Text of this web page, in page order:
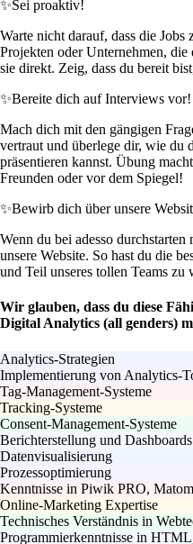
✨Sei proaktiv!
Warte nicht darauf, dass die
Projekten oder Unternehmen,
sie direkt. Zeig, dass du bereit
✨Bereite dich auf Interviews vor!
Mach dich mit den gängigen
vertraut und überlege dir, wie du
präsentieren kannst. Übung
Freunden oder vor dem Spiegel!
✨Bewirb dich über unsere
Wenn du bei adesso
unsere Website. So hast du die
und Teil unseres tollen Teams zu
Wir glauben, dass du diese
Digital Analytics (all genders)
Analytics-Strategien
Implementierung von Analytics-
Tag-Management-Systeme
Tracking-Systeme
Consent-Management-Systeme
Berichterstellung und Dashboards
Datenvisualisierung
Prozessoptimierung
Kenntnisse in Piwik PRO,
Online-Marketing Expertise
Technisches Verständnis in
Programmierkenntnisse in